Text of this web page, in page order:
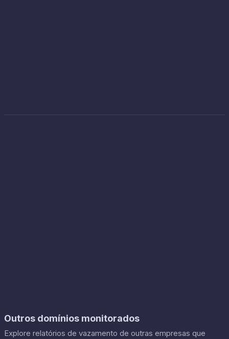
Outros domínios monitorados
Explore relatórios de vazamento de outras empresas que